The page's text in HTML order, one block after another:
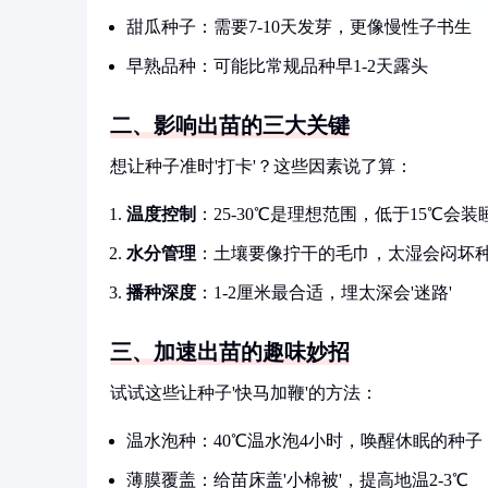
甜瓜种子：需要7-10天发芽，更像慢性子书生
早熟品种：可能比常规品种早1-2天露头
二、影响出苗的三大关键
想让种子准时'打卡'？这些因素说了算：
温度控制 ：25-30℃是理想范围，低于15℃会装
水分管理 ：土壤要像拧干的毛巾，太湿会闷坏
播种深度 ：1-2厘米最合适，埋太深会'迷路'
三、加速出苗的趣味妙招
试试这些让种子'快马加鞭'的方法：
温水泡种：40℃温水泡4小时，唤醒休眠的种子
薄膜覆盖：给苗床盖'小棉被'，提高地温2-3℃